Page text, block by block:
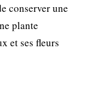
conserver une
plante
et ses fleurs